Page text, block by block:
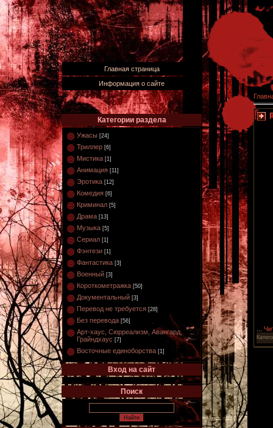
Главная страница
Информация о сайте
Категории раздела
Ужасы [24]
Триллер [6]
Мистика [1]
Анимация [11]
Эротика [12]
Комедия [6]
Криминал [5]
Драма [13]
Музыка [5]
Сериал [1]
Фэнтези [1]
Фантастика [3]
Военный [3]
Короткометражка [50]
Документальный [3]
Перевод не требуется [28]
Без перевода [56]
Арт-хаус, Сюрреализм, Авангард,
Грайндхаус [7]
Восточные единоборства [1]
Вход на сайт
Поиск